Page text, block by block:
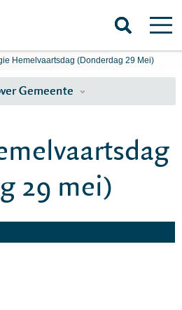
Hemelvaartsdag (donderdag 29 Mei)
Gemeente
29 mei)